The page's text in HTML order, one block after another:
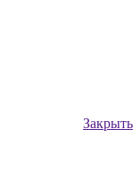
Закрыть